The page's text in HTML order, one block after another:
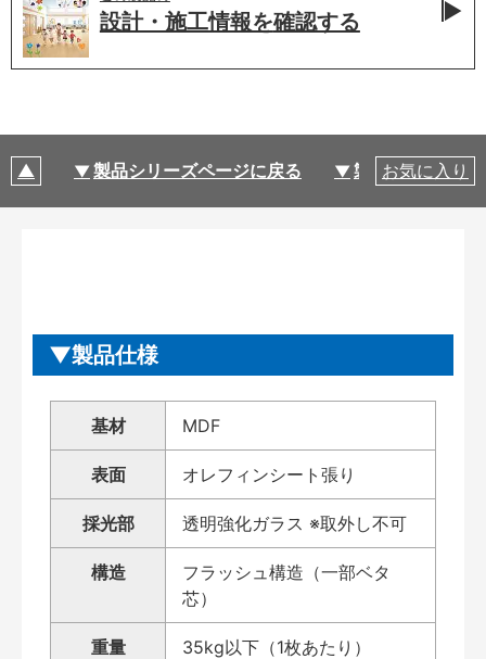
設計・施工情報を確認する
製品シリーズページに戻る 製品仕様
お気に入り
製品仕様
基材 MDF
表面 オレフィンシート張り
採光部 透明強化ガラス ※取外し不可
構造
フラッシュ構造（一部ベタ
芯）
重量 35kg以下（1枚あたり）